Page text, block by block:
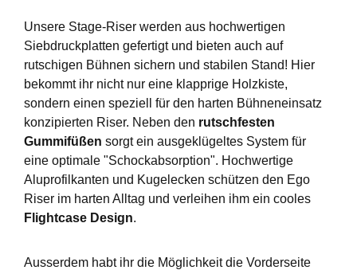
Unsere Stage-Riser werden aus hochwertigen
Siebdruckplatten gefertigt und bieten auch auf
rutschigen Bühnen sichern und stabilen Stand! Hier
bekommt ihr nicht nur eine klapprige Holzkiste,
sondern einen speziell für den harten Bühneneinsatz
konzipierten Riser. Neben den rutschfesten
Gummifüßen sorgt ein ausgeklügeltes System für
eine optimale "Schockabsorption". Hochwertige
Aluprofilkanten und Kugelecken schützen den Ego
Riser im harten Alltag und verleihen ihm ein cooles
Flightcase Design.
Ausserdem habt ihr die Möglichkeit die Vorderseite